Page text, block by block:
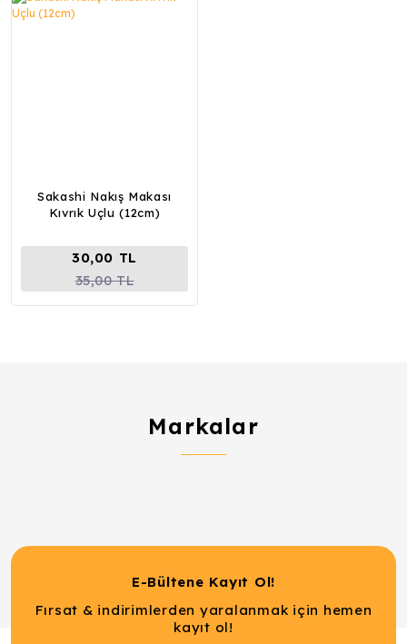
Sakashi Nakış Makası
Kıvrık Uçlu (12cm)
30,00 TL
35,00 TL
Markalar
E-Bültene Kayıt Ol!
Fırsat & indirimlerden yaralanmak için hemen
kayıt ol!